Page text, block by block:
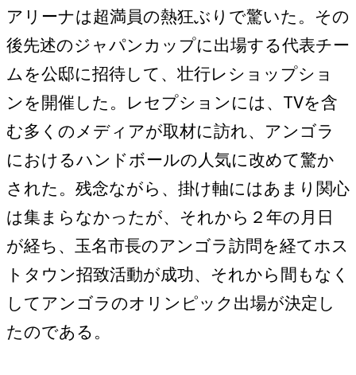
アリーナは超満員の熱狂ぶりで驚いた。その
後先述のジャパンカップに出場する代表チー
ムを公邸に招待して、壮行レショップショ
ンを開催した。レセプションには、TVを含
む多くのメディアが取材に訪れ、アンゴラ
におけるハンドボールの人気に改めて驚か
された。残念ながら、掛け軸にはあまり関心
は集まらなかったが、それから２年の月日
が経ち、玉名市長のアンゴラ訪問を経てホス
トタウン招致活動が成功、それから間もなく
してアンゴラのオリンピック出場が決定し
たのである。